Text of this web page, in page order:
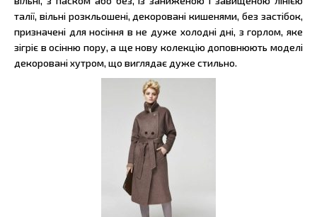
талії, вільні розкльошені, декоровані кишенями, без застібок,
призначені для носіння в не дуже холодні дні, з горлом, яке
зігріє в осінню пору, а ще нову колекцію доповнюють моделі
декоровані хутром, що виглядає дуже стильно.